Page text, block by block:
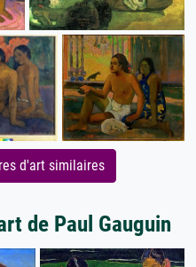
d'art similaires
de Paul Gauguin